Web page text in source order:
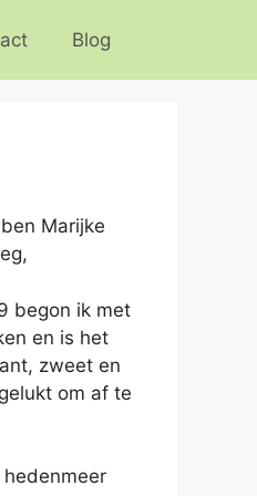
Blog
Marijke
begon ik met
en is het
zweet en
om af te